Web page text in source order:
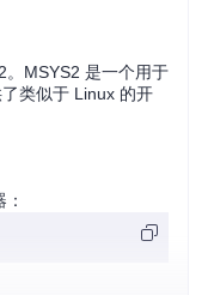
。MSYS2 是一个用于
类似于 Linux 的开